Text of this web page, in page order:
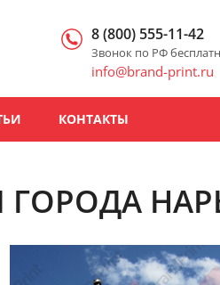
8 (800) 555-11-42
Звонок по РФ
info@brand-print.ru
КОНТАКТЫ